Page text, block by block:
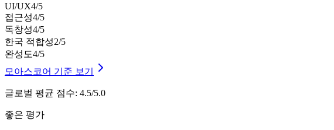
UI/UX4/5
접근성4/5
독창성4/5
한국 적합성2/5
완성도4/5
모아스코어 기준 보기
글로벌 평균 점수: 4.5/5.0
좋은 평가